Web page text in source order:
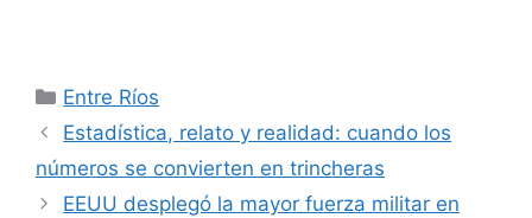
Categorías
Entre Ríos
Estadística, relato y realidad: cuando los
números se convierten en trincheras
EEUU desplegó la mayor fuerza militar en